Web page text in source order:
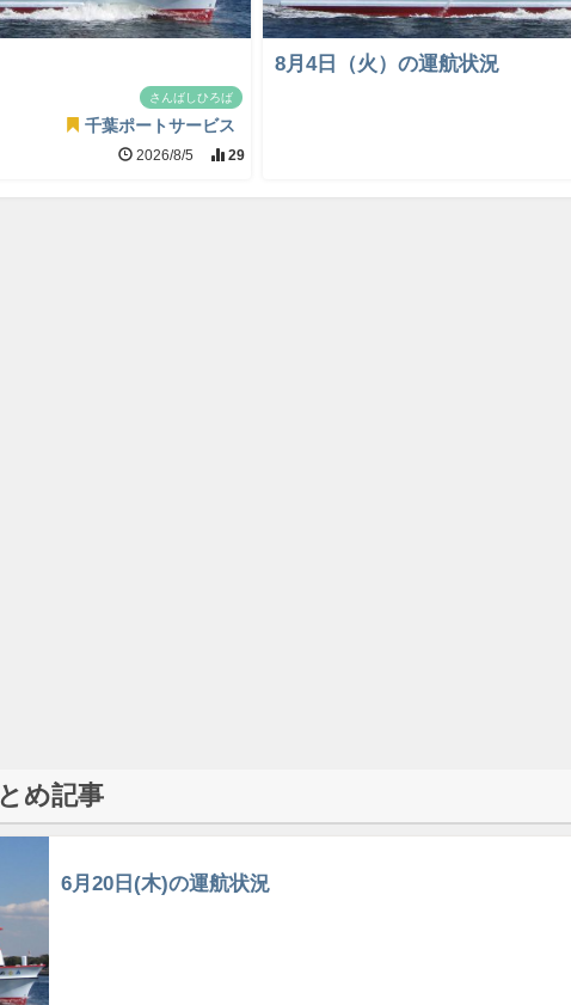
さんばしひろば
千葉ポートサービス
2026/8/5 29
8月4日（火）の運航状況
め記事
6月20日(木)の運航状況